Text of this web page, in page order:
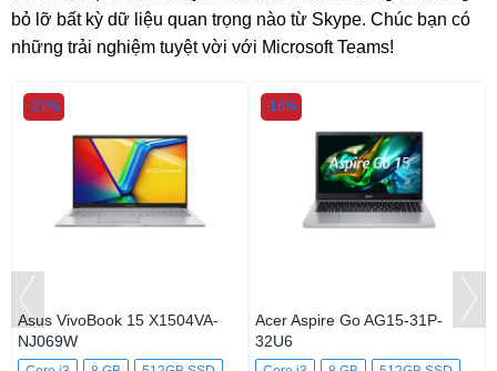
bỏ lỡ bất kỳ dữ liệu quan trọng nào từ Skype. Chúc bạn có
những trải nghiệm tuyệt vời với Microsoft Teams!
Asus VivoBook 15 X1504VA-
NJ069W
-27%
Acer Aspire Go AG15-31P-
32U6
-16%